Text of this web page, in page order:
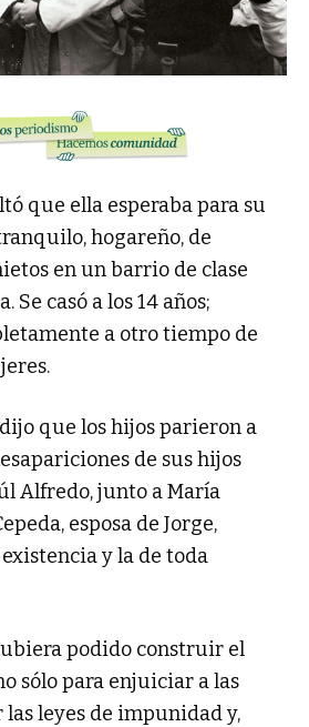
que ella esperaba para su
hogareño, de
en un barrio de clase
Se casó a los 14 años;
a otro tiempo de
que los hijos parieron a
de sus hijos
Alfredo, junto a María
esposa de Jorge,
y la de toda
podido construir el
sólo para enjuiciar a las
leyes de impunidad y,